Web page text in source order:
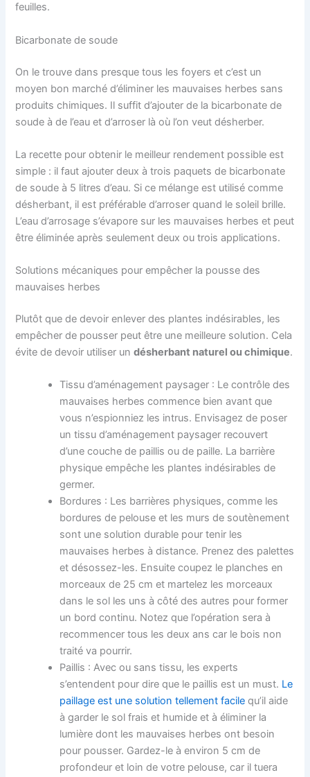
feuilles.
Bicarbonate de soude
On le trouve dans presque tous les foyers et c’est un
moyen bon marché d’éliminer les mauvaises herbes sans
produits chimiques. Il suffit d’ajouter de la bicarbonate de
soude à de l’eau et d’arroser là où l’on veut désherber.
La recette pour obtenir le meilleur rendement possible est
simple : il faut ajouter deux à trois paquets de bicarbonate
de soude à 5 litres d’eau. Si ce mélange est utilisé comme
désherbant, il est préférable d’arroser quand le soleil brille.
L’eau d’arrosage s’évapore sur les mauvaises herbes et peut
être éliminée après seulement deux ou trois applications.
Solutions mécaniques pour empêcher la pousse des
mauvaises herbes
Plutôt que de devoir enlever des plantes indésirables, les
empêcher de pousser peut être une meilleure solution. Cela
évite de devoir utiliser undésherbant naturel ou chimique.
Tissu d’aménagement paysager : Le contrôle des
mauvaises herbes commence bien avant que
vous n’espionniez les intrus. Envisagez de poser
un tissu d’aménagement paysager recouvert
d’une couche de paillis ou de paille. La barrière
physique empêche les plantes indésirables de
germer.
Bordures : Les barrières physiques, comme les
bordures de pelouse et les murs de soutènement
sont une solution durable pour tenir les
mauvaises herbes à distance. Prenez des palettes
et désossez-les. Ensuite coupez le planches en
morceaux de 25 cm et martelez les morceaux
dans le sol les uns à côté des autres pour former
un bord continu. Notez que l’opération sera à
recommencer tous les deux ans car le bois non
traité va pourrir.
Paillis : Avec ou sans tissu, les experts
s’entendent pour dire que le paillis est un must. Le
paillage est une solution tellement facile qu’il aide
à garder le sol frais et humide et à éliminer la
lumière dont les mauvaises herbes ont besoin
pour pousser. Gardez-le à environ 5 cm de
profondeur et loin de votre pelouse, car il tuera